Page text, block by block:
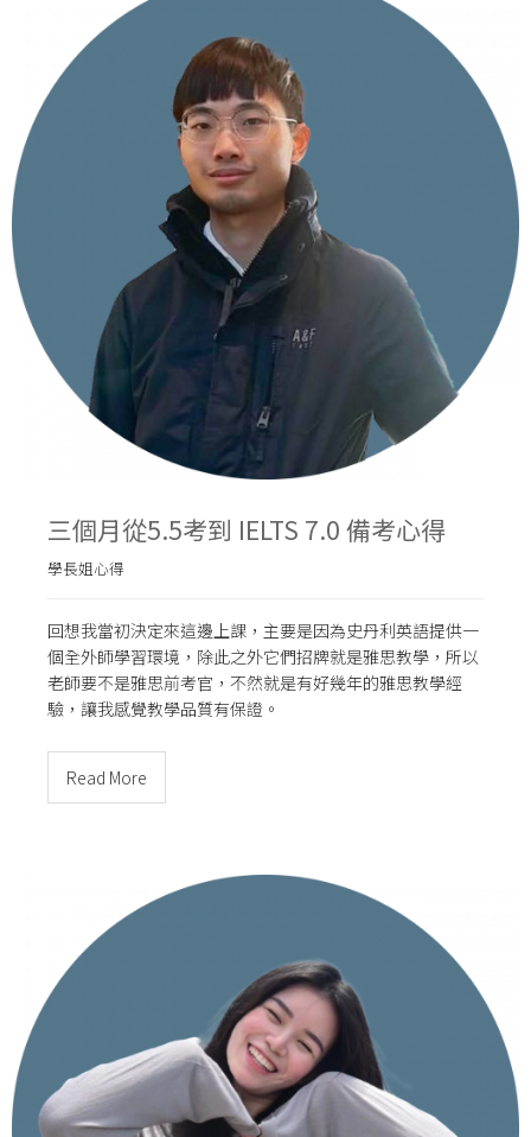
三個月從5.5考到 IELTS 7.0 備考心得
學長姐心得
回想我當初決定來這邊上課，主要是因為史丹利英語提供一
個全外師學習環境，除此之外它們招牌就是雅思教學，所以
老師要不是雅思前考官，不然就是有好幾年的雅思教學經
驗，讓我感覺教學品質有保證。
Read More